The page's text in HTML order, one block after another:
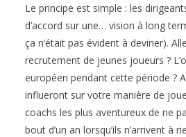
Le principe est simple : les
d’accord sur une… vision à long
ça n’était pas évident à deviner).
recrutement de jeunes joueurs ?
européen pendant cette période ?
influeront sur votre manière de
coachs les plus aventureux de ne
bout d’un an lorsqu’ils n’arrivent à